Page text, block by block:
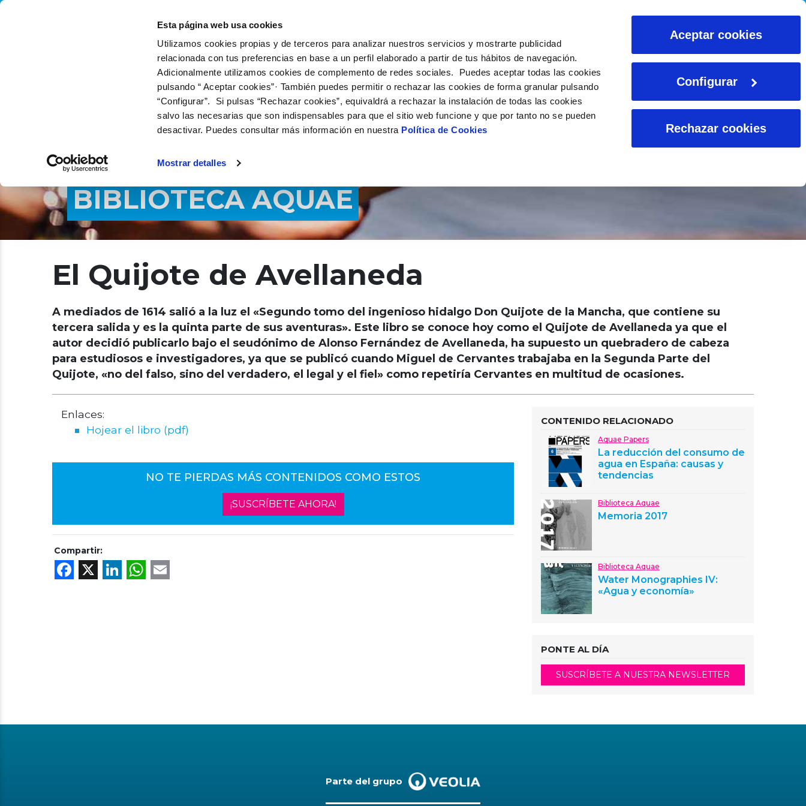
Esta página web usa cookies
Utilizamos cookies propias y de terceros para analizar nuestros servicios y mostrarte publicidad
relacionada con tus preferencias en base a un perfil elaborado a partir de tus hábitos de navegación.
Adicionalmente utilizamos cookies de complemento de redes sociales. Puedes aceptar todas las cookies
pulsando “ Aceptar cookies”· También puedes permitir o rechazar las cookies de forma granular pulsando
“Configurar”. Si pulsas “Rechazar cookies”, equivaldrá a rechazar la instalación de todas las cookies
salvo las necesarias que son indispensables para que el sitio web funcione y que por tanto no se pueden
desactivar. Puedes consultar más información en nuestra Política de Cookies
Mostrar detalles
Aceptar cookies
Configurar
Rechazar cookies
BIBLIOTECA AQUAE
El Quijote de Avellaneda
A mediados de 1614 salió a la luz el «Segundo tomo del ingenioso hidalgo Don Quijote de la Mancha, que contiene su
tercera salida y es la quinta parte de sus aventuras». Este libro se conoce hoy como el Quijote de Avellaneda ya que el
autor decidió publicarlo bajo el seudónimo de Alonso Fernández de Avellaneda, ha supuesto un quebradero de cabeza
para estudiosos e investigadores, ya que se publicó cuando Miguel de Cervantes trabajaba en la Segunda Parte del
Quijote, «no del falso, sino del ver­da­dero, el legal y el fiel» como repe­ti­ría Cer­van­tes en multitud de ocasiones.
Enlaces:
Hojear el libro (pdf)
NO TE PIERDAS MÁS CONTENIDOS COMO ESTOS
¡SUSCRÍBETE AHORA!
Compartir:
Facebook
X LinkedIn
WhatsApp
CONTENIDO RELACIONADO
Aquae Papers
La reducción del consumo de
agua en España: causas y
tendencias
Biblioteca Aquae
Memoria 2017
Biblioteca Aquae
Water Monographies IV:
«Agua y economía»
PONTE AL DÍA
SUSCRÍBETE A NUESTRA NEWSLETTER
Parte del grupo